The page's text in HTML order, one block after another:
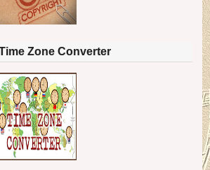
Zone Converter